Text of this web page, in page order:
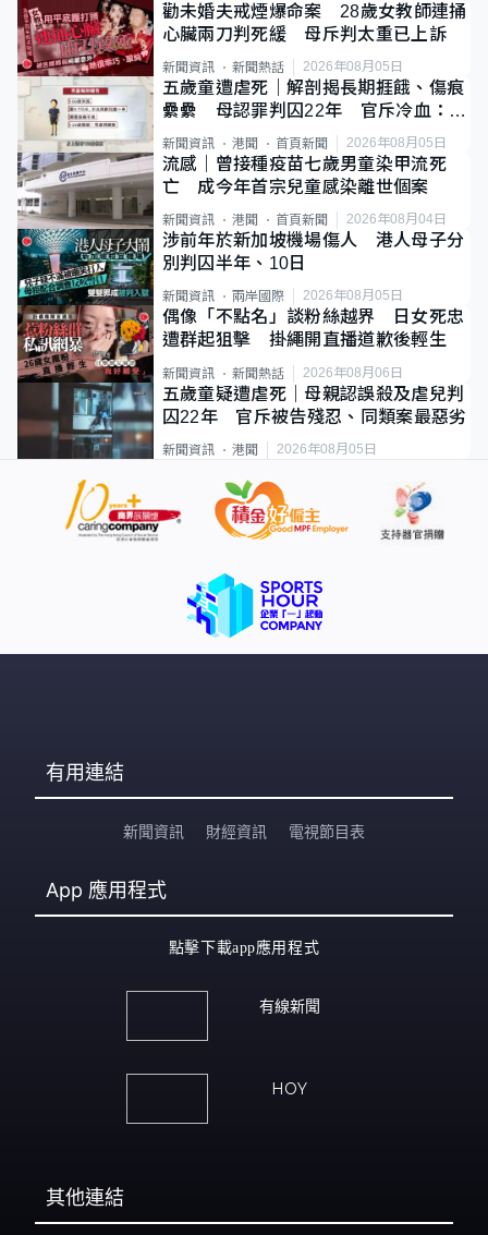
勸未婚夫戒煙爆命案 28歲女教師連捅
心臟兩刀判死緩 母斥判太重已上訴
新聞資訊 新聞熱話 2026年08月05日
五歲童遭虐死｜解剖揭長期捱餓、傷痕
纍纍 母認罪判囚22年 官斥冷血：同
類案最惡劣
新聞資訊 港聞 首頁新聞 2026年08月05日
流感｜曾接種疫苗七歲男童染甲流死
亡 成今年首宗兒童感染離世個案
新聞資訊 港聞 首頁新聞 2026年08月04日
涉前年於新加坡機場傷人 港人母子分
別判囚半年、10日
新聞資訊 兩岸國際 2026年08月05日
偶像「不點名」談粉絲越界 日女死忠
遭群起狙擊 掛繩開直播道歉後輕生
新聞資訊 新聞熱話 2026年08月06日
五歲童疑遭虐死｜母親認誤殺及虐兒判
囚22年 官斥被告殘忍、同類案最惡劣
新聞資訊 港聞 2026年08月05日
有用連結
新聞資訊 財經資訊 電視節目表
App 應用程式
點擊下載app應用程式
有線新聞
HOY
其他連結